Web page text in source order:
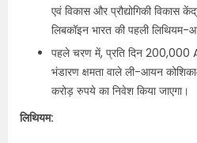
एवं विकास और प्रौद्योगिकी विकास
लिबकॉइन भारत की पहली लिथियम-
पहले चरण में, प्रति दिन
भंडारण क्षमता वाले ली-आयन
करोड़ रुपये का निवेश किया जाएगा।
लिथियम: